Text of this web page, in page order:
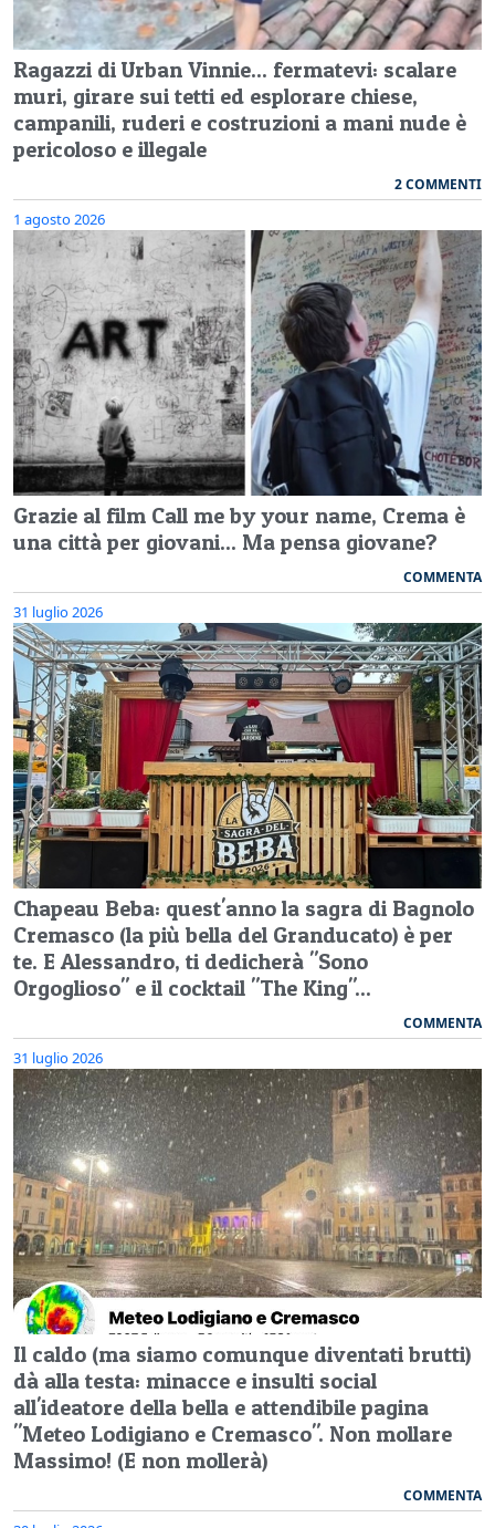
Ragazzi di Urban Vinnie... fermatevi: scalare
muri, girare sui tetti ed esplorare chiese,
campanili, ruderi e costruzioni a mani nude è
pericoloso e illegale
2 COMMENTI
1 agosto 2026
Grazie al film Call me by your name, Crema è
una città per giovani... Ma pensa giovane?
COMMENTA
31 luglio 2026
Chapeau Beba: quest'anno la sagra di Bagnolo
Cremasco (la più bella del Granducato) è per
te. E Alessandro, ti dedicherà "Sono
Orgoglioso" e il cocktail "The King"...
COMMENTA
31 luglio 2026
Il caldo (ma siamo comunque diventati brutti)
dà alla testa: minacce e insulti social
all'ideatore della bella e attendibile pagina
"Meteo Lodigiano e Cremasco". Non mollare
Massimo! (E non mollerà)
COMMENTA